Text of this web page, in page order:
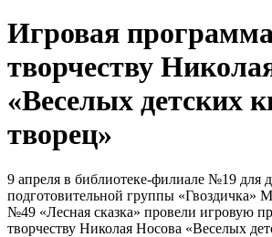
Игровая
творчеству
«Веселых детских
творец»
9 апреля в библиотеке-филиале №19 для
подготовительной группы «Гвоздичка»
№49 «Лесная сказка» провели игровую
творчеству Николая Носова «Веселых